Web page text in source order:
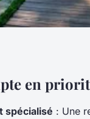
pour
yoga
en
spécialisé : Une